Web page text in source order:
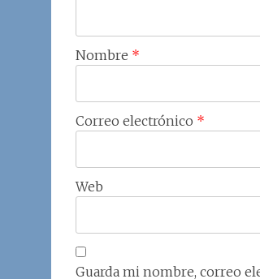
Nombre *
Correo electrónico *
Web
Guarda mi nombre, correo